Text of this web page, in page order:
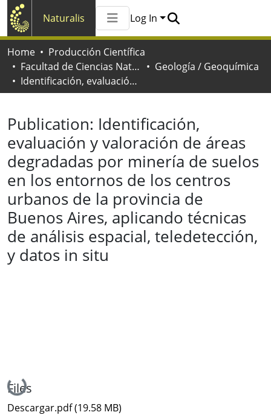
Naturalis
All of Naturalis
Log In
Home
Producción Científica
Facultad de Ciencias Naturales y Museo
Geología / Geoquímica
Identificación, evaluación y valoración de áreas degradadas por minería de suelos en los entornos de los centros urbanos de la provincia de Buenos Aires, aplicando técnicas de análisis espacial, teledetección, y datos in situ
Publication: Identificación,
evaluación y valoración de áreas
degradadas por minería de suelos
en los entornos de los centros
urbanos de la provincia de
Buenos Aires, aplicando técnicas
de análisis espacial, teledetección,
y datos in situ
Loading...
Files
Descargar.pdf(19.58 MB)